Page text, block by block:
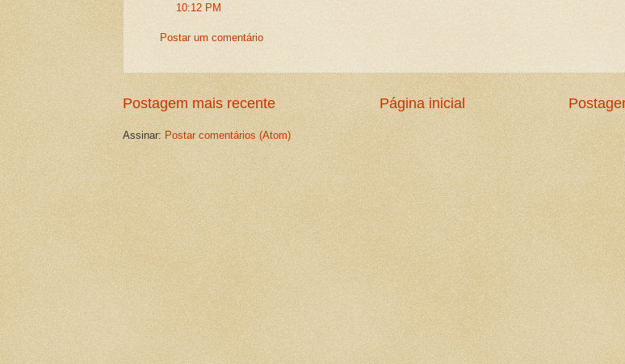
10:12 PM
Postar um comentário
Postagem mais recente Página inicial
Assinar: Postar comentários (Atom)